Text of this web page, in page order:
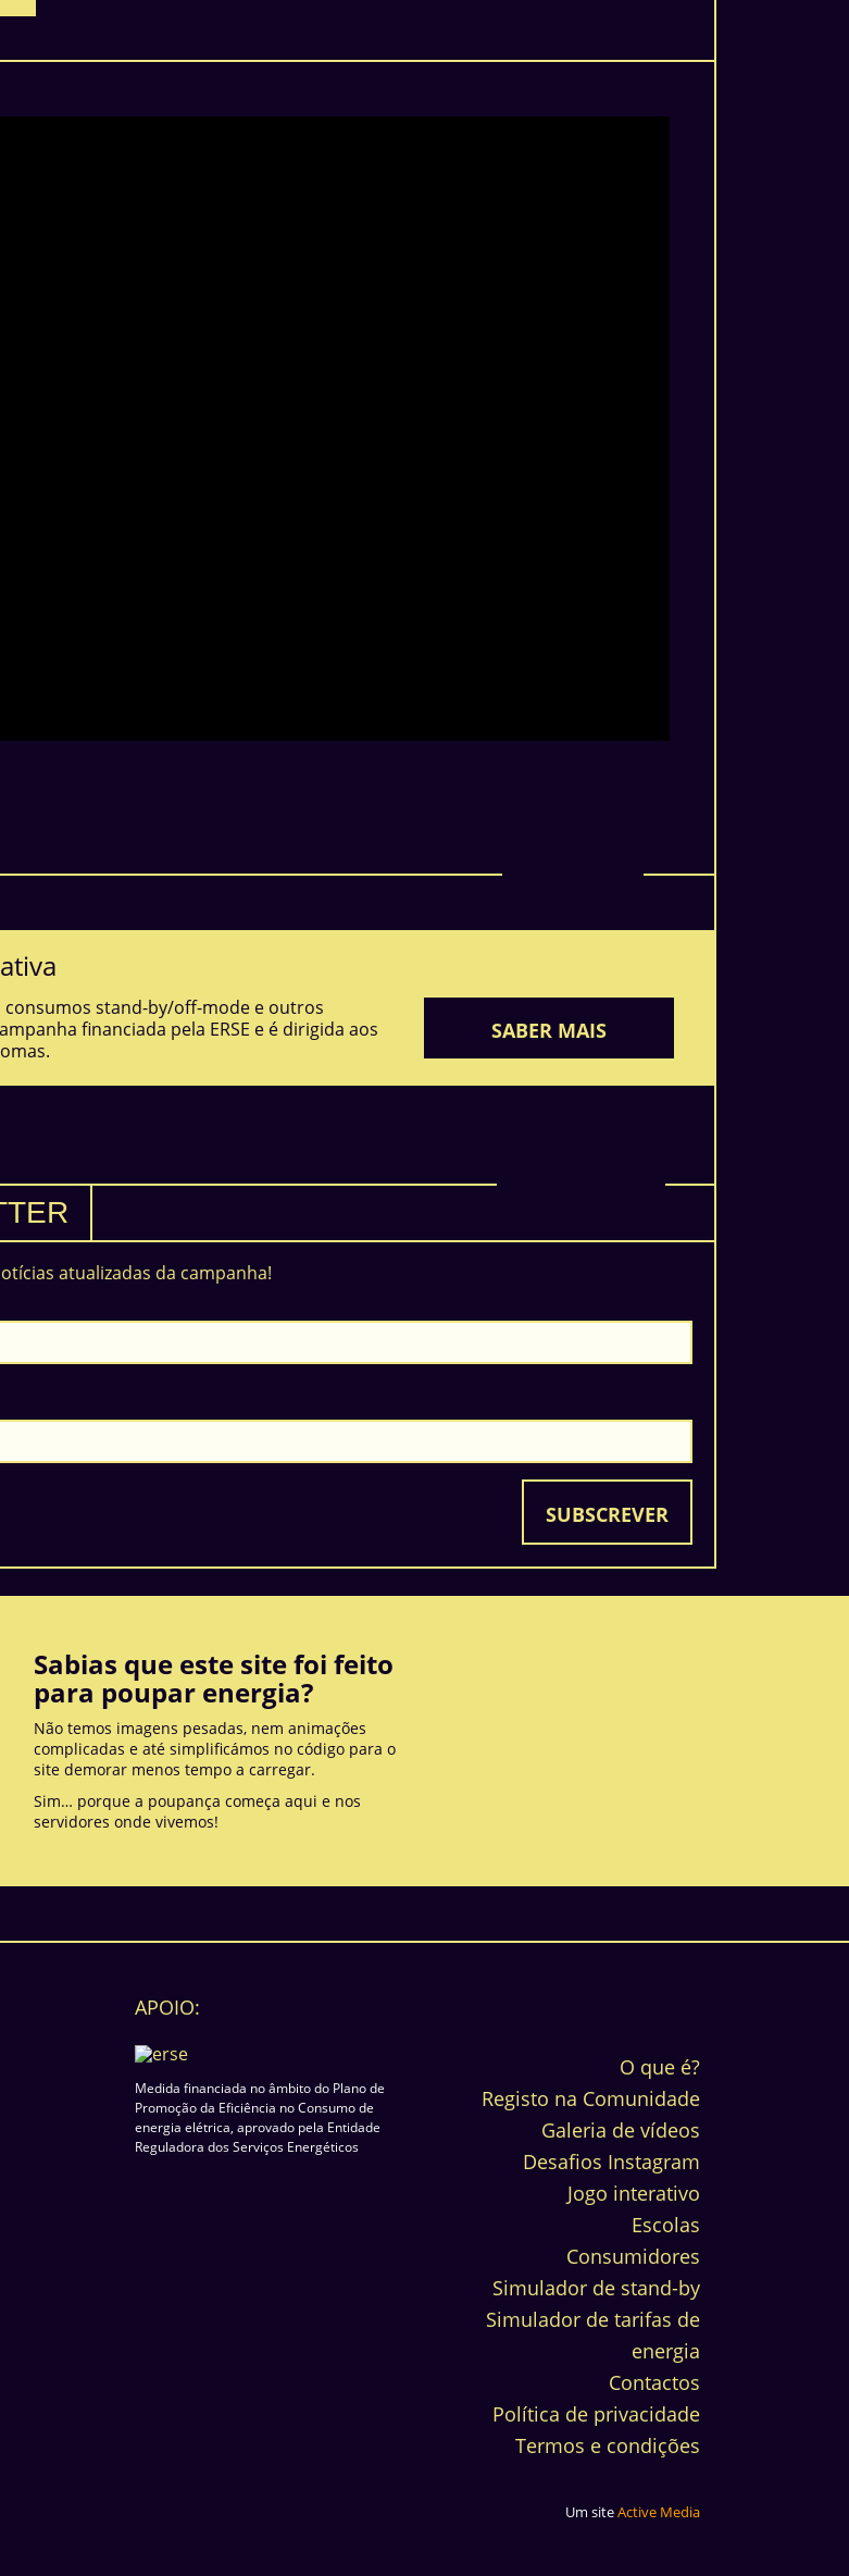
consumos stand-by/off-mode e outros
financiada pela ERSE e é dirigida aos
SABER MAIS
atualizadas da campanha!
Sabias que este site foi feito
para poupar energia?
Não temos imagens pesadas, nem animações
complicadas e até simplificámos no código para o
site demorar menos tempo a carregar.
Sim… porque a poupança começa aqui e nos
servidores onde vivemos!
APOIO:
Medida financiada no âmbito do Plano de
Promoção da Eficiência no Consumo de
energia elétrica, aprovado pela Entidade
Reguladora dos Serviços Energéticos
O que é?
Registo na Comunidade
Galeria de vídeos
Desafios Instagram
Jogo interativo
Escolas
Consumidores
Simulador de stand-by
Simulador de tarifas de
energia
Contactos
Política de privacidade
Termos e condições
Um siteActive Media